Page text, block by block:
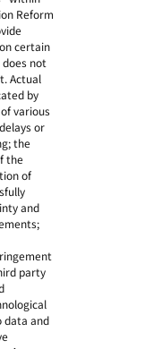
Reform
certain
not
Actual
by
various
or
the
the
of
and
party
data and